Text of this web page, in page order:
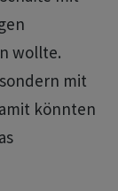
wollte.
mit
könnten